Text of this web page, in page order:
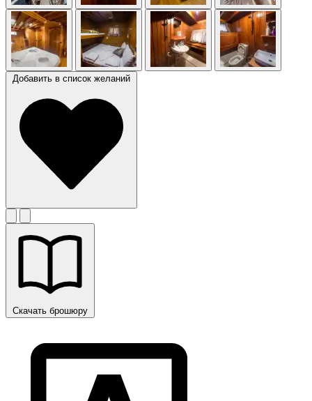
Добавить в список желаний
Скачать брошюру